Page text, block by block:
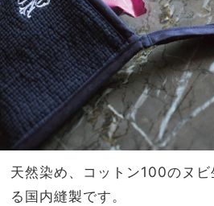
天然染め、コットン100のヌビ
る国内縫製です。